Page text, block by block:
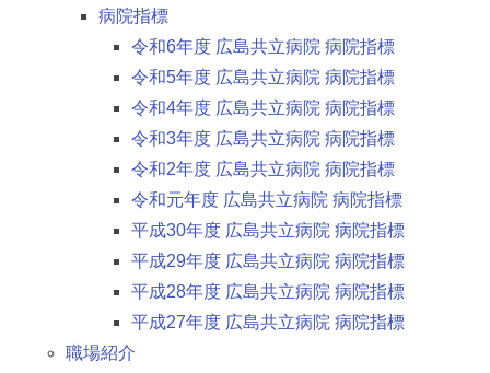
病院指標
令和6年度 広島共立病院 病院指標
令和5年度 広島共立病院 病院指標
令和4年度 広島共立病院 病院指標
令和3年度 広島共立病院 病院指標
令和2年度 広島共立病院 病院指標
令和元年度 広島共立病院 病院指標
平成30年度 広島共立病院 病院指標
平成29年度 広島共立病院 病院指標
平成28年度 広島共立病院 病院指標
平成27年度 広島共立病院 病院指標
職場紹介